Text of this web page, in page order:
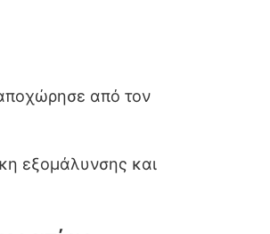
από τον
εξομάλυνσης και